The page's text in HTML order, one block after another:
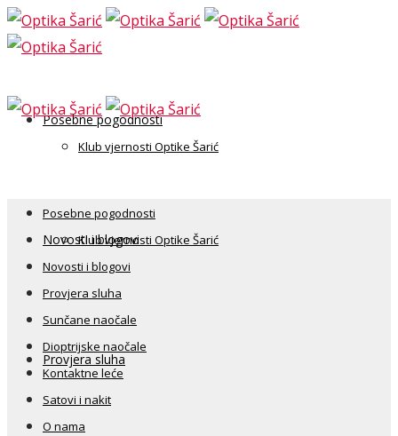
Posebne pogodnosti
Klub vjernosti Optike Šarić
Novosti i blogovi
Provjera sluha
Posebne pogodnosti
Klub vjernosti Optike Šarić
Novosti i blogovi
Provjera sluha
Sunčane naočale
Dioptrijske naočale
Kontaktne leće
Satovi i nakit
O nama